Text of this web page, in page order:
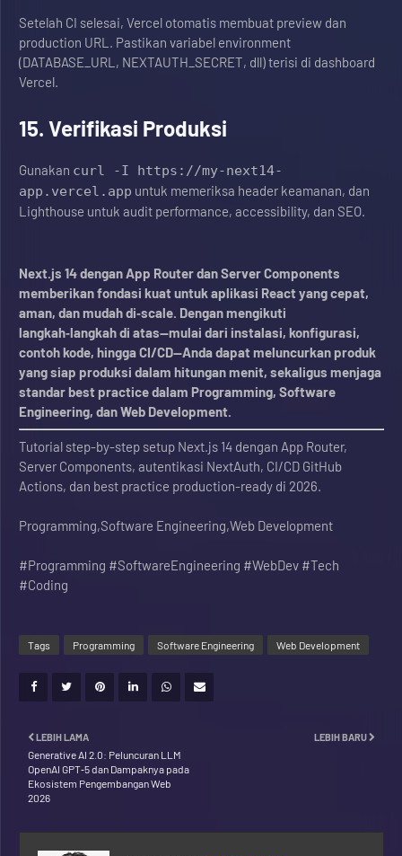
Setelah CI selesai, Vercel otomatis membuat preview dan
production URL. Pastikan variabel environment
(DATABASE_URL, NEXTAUTH_SECRET, dll) terisi di dashboard
Vercel.
15. Verifikasi Produksi
Gunakan curl -I https://my-next14-
app.vercel.app untuk memeriksa header keamanan, dan
Lighthouse untuk audit performance, accessibility, dan SEO.
Next.js 14 dengan App Router dan Server Components
memberikan fondasi kuat untuk aplikasi React yang cepat,
aman, dan mudah di‑scale. Dengan mengikuti
langkah‑langkah di atas—mulai dari instalasi, konfigurasi,
contoh kode, hingga CI/CD—Anda dapat meluncurkan produk
yang siap produksi dalam hitungan menit, sekaligus menjaga
standar best practice dalam Programming, Software
Engineering, dan Web Development.
Tutorial step-by-step setup Next.js 14 dengan App Router,
Server Components, autentikasi NextAuth, CI/CD GitHub
Actions, dan best practice production-ready di 2026.
Programming,Software Engineering,Web Development
#Programming #SoftwareEngineering #WebDev #Tech
#Coding
Tags Programming Software Engineering Web Development
LEBIH BARU
LEBIH LAMA
Generative AI 2.0: Peluncuran LLM
OpenAI GPT‑5 dan Dampaknya pada
Ekosistem Pengembangan Web
2026